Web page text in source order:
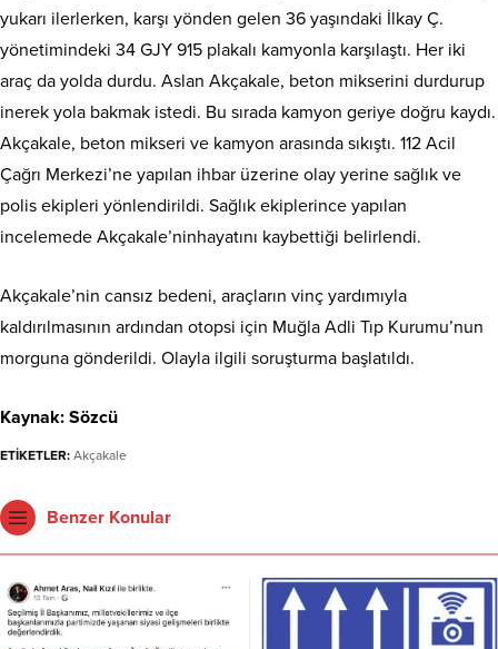
yukarı ilerlerken, karşı yönden gelen 36 yaşındaki İlkay Ç.
yönetimindeki 34 GJY 915 plakalı kamyonla karşılaştı. Her iki
araç da yolda durdu. Aslan Akçakale, beton mikserini durdurup
inerek yola bakmak istedi. Bu sırada kamyon geriye doğru kaydı.
Akçakale, beton mikseri ve kamyon arasında sıkıştı. 112 Acil
Çağrı Merkezi’ne yapılan ihbar üzerine olay yerine sağlık ve
polis ekipleri yönlendirildi. Sağlık ekiplerince yapılan
incelemede Akçakale’ninhayatını kaybettiği belirlendi.
Akçakale’nin cansız bedeni, araçların vinç yardımıyla
kaldırılmasının ardından otopsi için Muğla Adli Tıp Kurumu’nun
morguna gönderildi. Olayla ilgili soruşturma başlatıldı.
Kaynak: Sözcü
ETİKETLER: Akçakale
Benzer Konular